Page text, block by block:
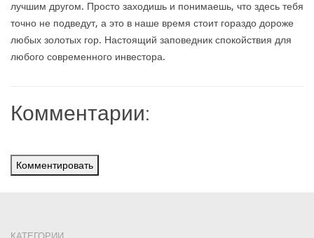
лучшим другом. Просто заходишь и понимаешь, что здесь тебя
точно не подведут, а это в наше время стоит гораздо дороже
любых золотых гор. Настоящий заповедник спокойствия для
любого современного инвестора.
Комментарии:
Комментировать